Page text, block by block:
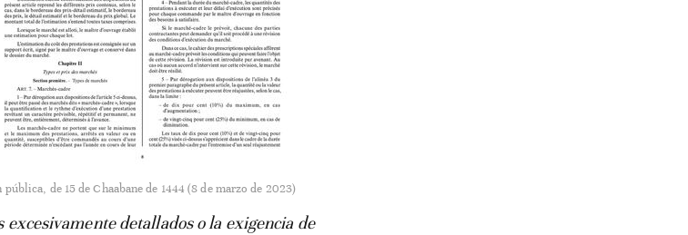
de 15 de Chaabane de 1444 (8 de marzo de 2023)
detallados o la exigencia de